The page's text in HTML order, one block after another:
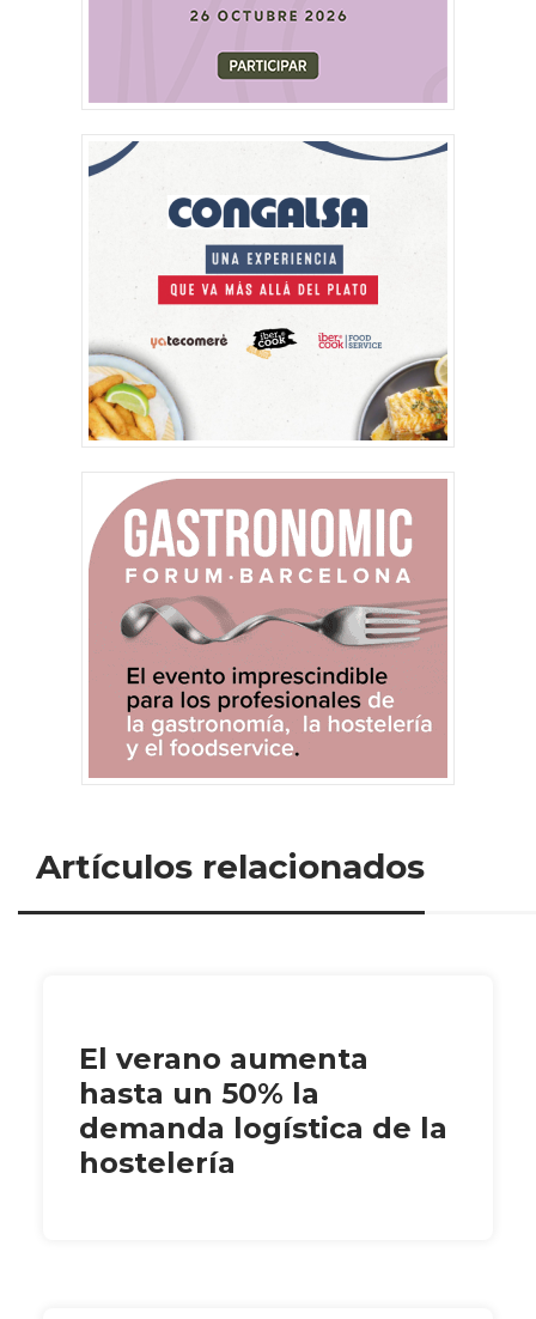
Artículos relacionados
El verano aumenta
hasta un 50% la
demanda logística de la
hostelería